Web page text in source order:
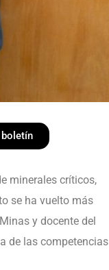
minerales críticos,
se ha vuelto más
y docente del
de las competencias